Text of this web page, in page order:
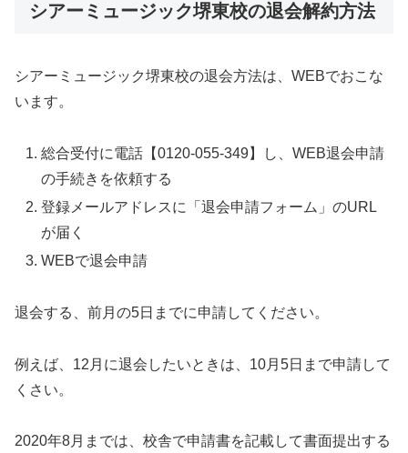
シアーミュージック堺東校の退会解約方法
シアーミュージック堺東校の退会方法は、WEBでおこな
います。
総合受付に電話【0120-055-349】し、WEB退会申請
の手続きを依頼する
登録メールアドレスに「退会申請フォーム」のURL
が届く
WEBで退会申請
退会する、前月の5日までに申請してください。
例えば、12月に退会したいときは、10月5日まで申請して
くさい。
2020年8月までは、校舎で申請書を記載して書面提出する